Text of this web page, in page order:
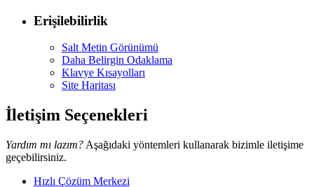
Erişilebilirlik
Salt Metin Görünümü
Daha Belirgin Odaklama
Klavye Kısayolları
Site Haritası
İletişim Seçenekleri
Yardım mı lazım? Aşağıdaki yöntemleri kullanarak bizimle iletişime
geçebilirsiniz.
Hızlı Çözüm Merkezi